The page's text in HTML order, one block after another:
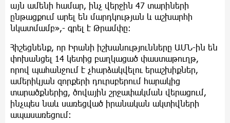
այն ամենի համար, ինչ վերջին 47 տարիների
ընթացքում արել են մարդկության և աշխարհի
նկատմամբ»,- գրել է Թրամփը։
Հիշեցնենք, որ Իրանի իշխանությունները ԱՄՆ-ին են
փոխանցել 14 կետից բաղկացած փաստաթուղթ,
որով պահանջում է չհարձակվելու երաշխիքներ,
ամերիկյան զորքերի դուրսբերում հարակից
տարածքներից, ծովային շրջափակման վերացում,
ինչպես նաև սառեցված իրանական ակտիվների
ապասառեցում: